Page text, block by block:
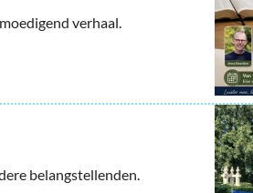
verhaal.
belangstellenden.